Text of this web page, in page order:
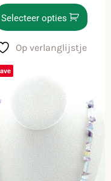
Selecteer opties
Op verlanglijstje